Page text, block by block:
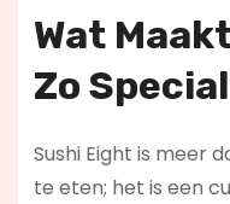
Wat
Zo
Sushi Eight is meer
te eten; het is een